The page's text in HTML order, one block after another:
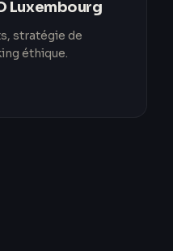
Luxembourg
stratégie de
éthique.